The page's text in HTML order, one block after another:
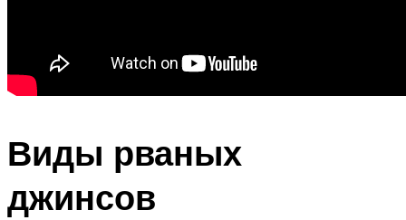
Виды рваных
джинсов